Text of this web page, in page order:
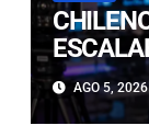
AGO 5,